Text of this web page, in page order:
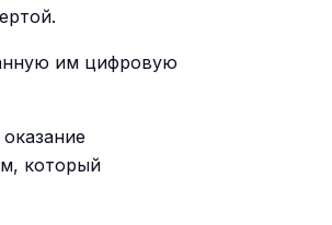
им цифровую
который